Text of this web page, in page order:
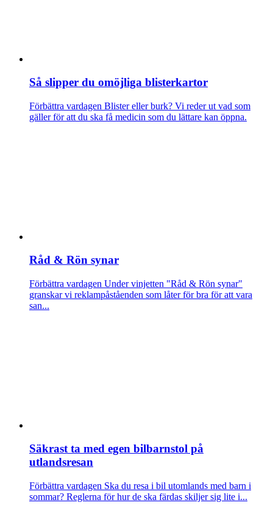
Så slipper du omöjliga blisterkartor
Förbättra vardagen Blister eller burk? Vi reder ut vad som
gäller för att du ska få medicin som du lättare kan öppna.
Råd & Rön synar
Förbättra vardagen Under vinjetten "Råd & Rön synar"
granskar vi reklampåståenden som låter för bra för att vara
san...
Säkrast ta med egen bilbarnstol på
utlandsresan
Förbättra vardagen Ska du resa i bil utomlands med barn i
sommar? Reglerna för hur de ska färdas skiljer sig lite i...